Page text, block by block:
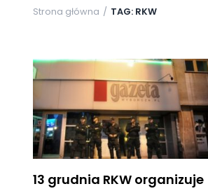
Strona główna TAG: RKW
13 grudnia RKW organizuje